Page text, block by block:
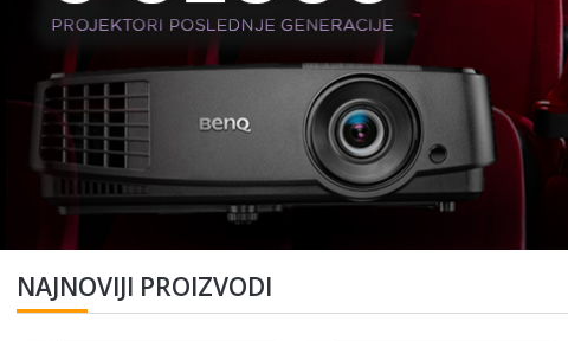
NAJNOVIJI PROIZVODI